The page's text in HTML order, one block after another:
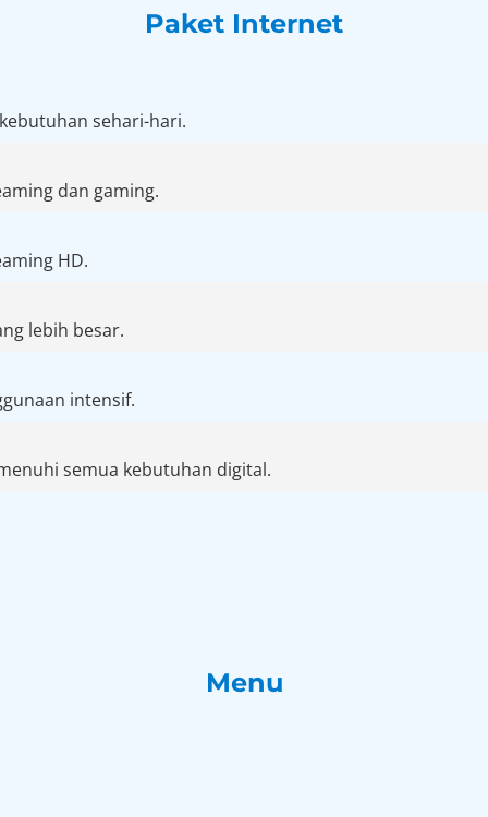
Paket Internet
sehari-hari.
dan gaming.
HD.
lebih besar.
intensif.
semua kebutuhan digital.
Menu